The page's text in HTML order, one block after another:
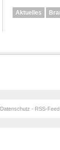
Aktuelles
- RSS-